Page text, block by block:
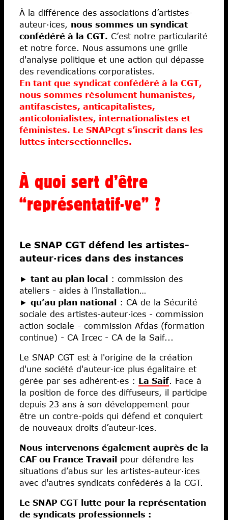
Podcasts
Fiches pratiques
Document d'orientation
Liens utiles
Archives
Newsletter
Actualités
Communiqués
Droits sociaux
Droits d’auteurs
Solidarités
Fiscalité
Libertés
Écoles d’art
À la différence des associations d’artistes-
auteur·ices, nous sommes un syndicat
confédéré à la CGT. C’est notre particularité
et notre force. Nous assumons une grille
d'analyse politique et une action qui dépasse
des revendications corporatistes.
En tant que syndicat confédéré à la CGT,
nous sommes résolument humanistes,
antifascistes, anticapitalistes,
anticolonialistes, internationalistes et
féministes. Le SNAPcgt s’inscrit dans les
luttes intersectionnelles.
À quoi sert d’être
“représentatif·ve” ?
Le SNAP CGT défend les artistes-
auteur·rices dans des instances
► tant au plan local : commission des
ateliers - aides à l’installation…
► qu’au plan national : CA de la Sécurité
sociale des artistes-auteur·ices - commission
action sociale - commission Afdas (formation
continue) - CA Ircec - CA de la Saif...
Le SNAP CGT est à l'origine de la création
d'une société d'auteur·ice plus égalitaire et
gérée par ses adhérent·es : La Saif . Face à
la position de force des diffuseurs, il participe
depuis 23 ans à son développement pour
être un contre-poids qui défend et conquiert
de nouveaux droits d’auteur·ices.
Nous intervenons également auprès de la
CAF ou France Travail pour défendre les
situations d’abus sur les artistes-auteur·ices
avec d'autres syndicats confédérés à la CGT.
Le SNAP CGT lutte pour la représentation
de syndicats professionnels :